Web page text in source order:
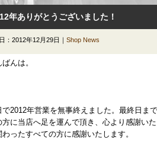
年ありがとうございました！
：2012年12月29日｜ Shop News
んは。
で2012年営業を無事終えました。最終日ま
方に当店へ足を運んで頂き、心より感謝い
わったすべての方に感謝いたします。